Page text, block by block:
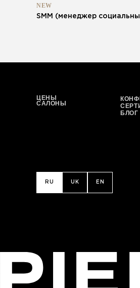
NEW
SMM (менеджер
ЦЕНЫ
САЛОНЫ
БЛОГ
RU UK EN